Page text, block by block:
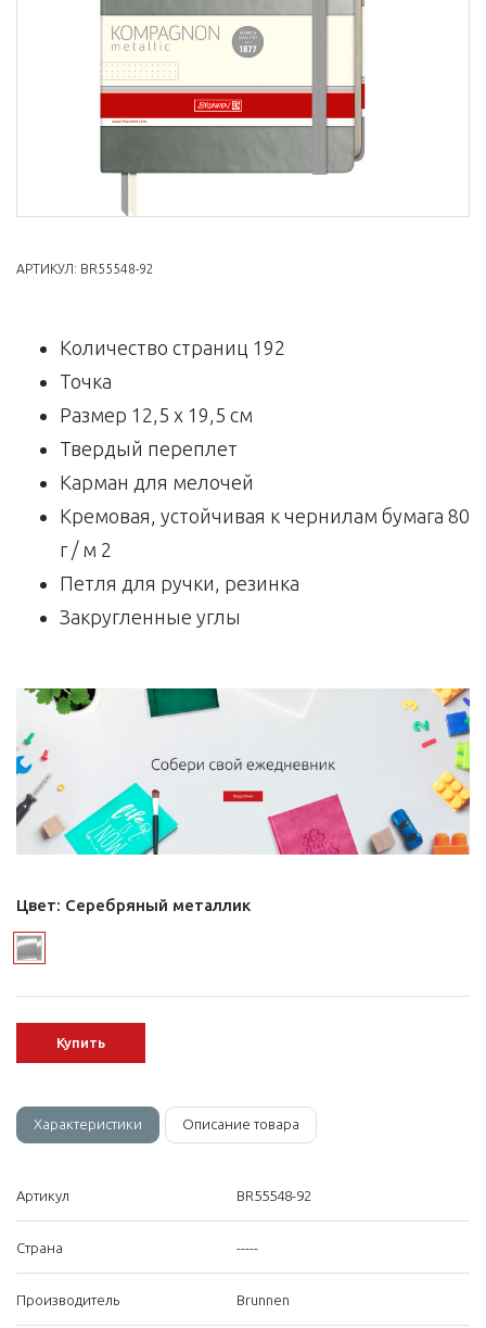
АРТИКУЛ: BR55548-92
Количество страниц 192
Точка
Размер 12,5 х 19,5 см
Твердый переплет
Карман для мелочей
Кремовая, устойчивая к чернилам бумага 80
г / м 2
Петля для ручки, резинка
Закругленные углы
Цвет: Серебряный металлик
Купить
Характеристики Описание товара
Артикул BR55548-92
Страна -----
Производитель Brunnen